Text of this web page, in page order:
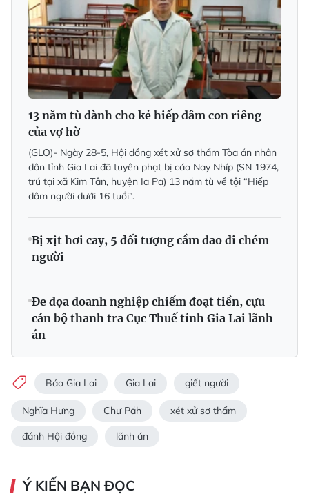
13 năm tù dành cho kẻ hiếp dâm con riêng
của vợ hờ
(GLO)- Ngày 28-5, Hội đồng xét xử sơ thẩm Tòa án nhân
dân tỉnh Gia Lai đã tuyên phạt bị cáo Nay Nhíp (SN 1974,
trú tại xã Kim Tân, huyện Ia Pa) 13 năm tù về tội “Hiếp
dâm người dưới 16 tuổi”.
Bị xịt hơi cay, 5 đối tượng cầm dao đi chém
người
Đe dọa doanh nghiệp chiếm đoạt tiền, cựu
cán bộ thanh tra Cục Thuế tỉnh Gia Lai lãnh
án
Báo Gia Lai Gia Lai giết người
Nghĩa Hưng Chư Păh xét xử sơ thẩm
đánh Hội đồng lãnh án
Ý KIẾN BẠN ĐỌC